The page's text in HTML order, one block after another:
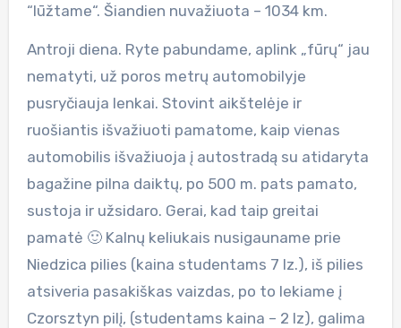
“lūžtame“. Šiandien nuvažiuota – 1034 km.
Antroji diena. Ryte pabundame, aplink „fūrų“ jau
nematyti, už poros metrų automobilyje
pusryčiauja lenkai. Stovint aikštelėje ir
ruošiantis išvažiuoti pamatome, kaip vienas
automobilis išvažiuoja į autostradą su atidaryta
bagažine pilna daiktų, po 500 m. pats pamato,
sustoja ir užsidaro. Gerai, kad taip greitai
pamatė 🙂 Kalnų keliukais nusigauname prie
Niedzica pilies (kaina studentams 7 lz.), iš pilies
atsiveria pasakiškas vaizdas, po to lekiame į
Czorsztyn pilį, (studentams kaina – 2 lz), galima